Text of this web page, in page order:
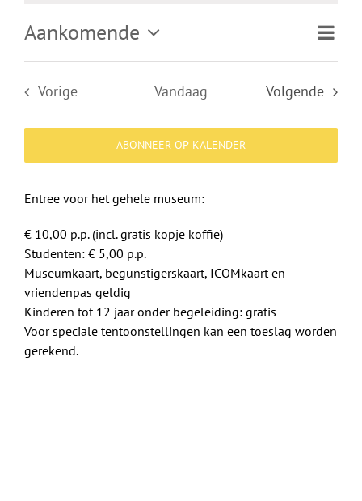
Over Ons
Lijst
Aankomende
Selecteer
datum.
VorigeEvenementenVandaag
Volgende
ABONNEER OP KALENDER
Entree voor het gehele museum:
€ 10,00 p.p. (incl. gratis kopje koffie)
Studenten: € 5,00 p.p.
Museumkaart, begunstigerskaart, ICOMkaart en
vriendenpas geldig
Kinderen tot 12 jaar onder begeleiding: gratis
Voor speciale tentoonstellingen kan een toeslag worden
gerekend.